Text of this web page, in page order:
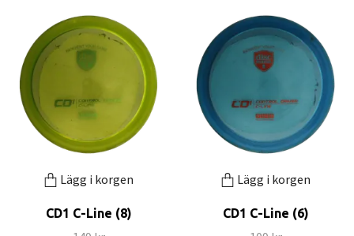
Lägg i korgen
CD1 C-Line (8)
Lägg i korgen
CD1 C-Line (6)